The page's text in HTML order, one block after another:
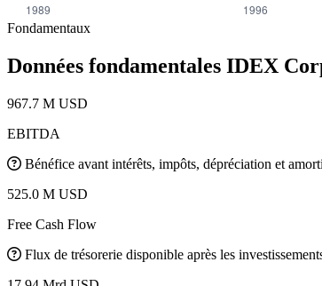
Fondamentaux
Données fondamentales IDEX
967.7 M USD
EBITDA
Bénéfice avant intérêts, impôts, dépréciation et
525.0 M USD
Free Cash Flow
Flux de trésorerie disponible après les